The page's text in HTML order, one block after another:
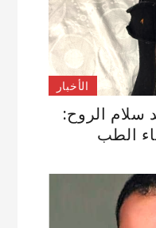
الأخبار
سلام الروح:
الطب